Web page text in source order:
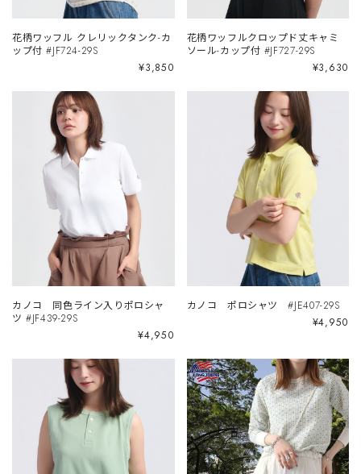
花柄ワッフル クレリックタンク-カ
ップ付 #JF724-29S
¥3,850
花柄ワッフルクロップド丈キャミ
ソール-カップ付 #JF727-29S
¥3,630
カノコ 同色ライン入りポロシャ
ツ #JF439-29S
¥4,950
カノコ ポロシャツ #JE407-29S
¥4,950